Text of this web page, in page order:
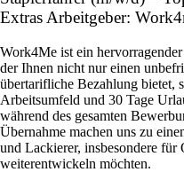
Extras Arbeitgeber:
Work4Me ist ein
der Ihnen nicht nur einen
übertarifliche Bezahlung bietet,
Arbeitsumfeld und 30 Tage
während des gesamten
Übernahme machen uns zu
und Lackierer, insbesondere für
weiterentwickeln möchten.